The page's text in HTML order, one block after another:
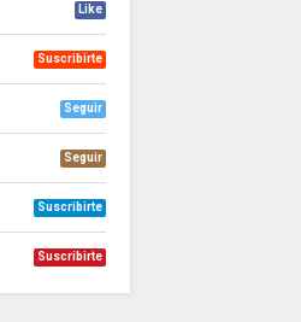
Like
Suscribirte
Seguir
Seguir
Suscribirte
Suscribirte